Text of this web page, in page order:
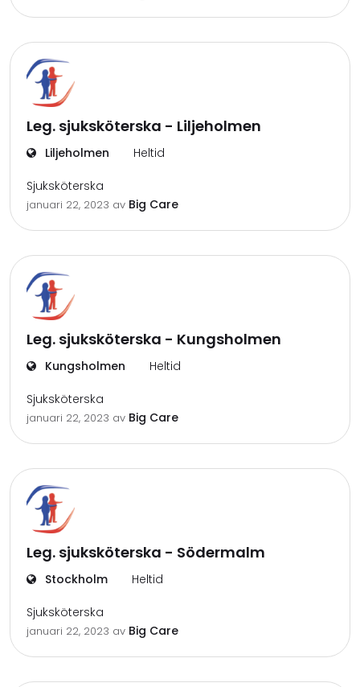
Leg. sjuksköterska - Liljeholmen
Liljeholmen Heltid
Sjuksköterska
januari 22, 2023 av Big Care
Leg. sjuksköterska - Kungsholmen
Kungsholmen Heltid
Sjuksköterska
januari 22, 2023 av Big Care
Leg. sjuksköterska - Södermalm
Stockholm Heltid
Sjuksköterska
januari 22, 2023 av Big Care